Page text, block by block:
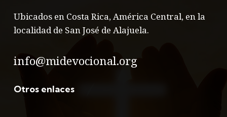
Ubicados en Costa Rica, América Central, en la
localidad de San José de Alajuela.
info@midevocional.org
Otros enlaces